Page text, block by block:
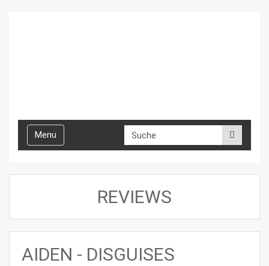
Toggle
navigation
Menu
REVIEWS
AIDEN - DISGUISES